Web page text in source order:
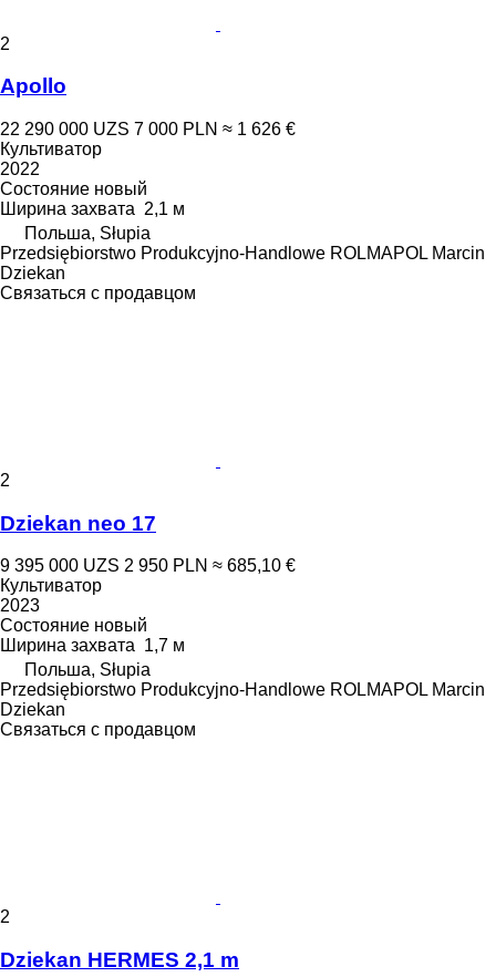
2
Apollo
22 290 000 UZS 7 000 PLN ≈ 1 626 €
Культиватор
2022
Состояние новый
Ширина захвата 2,1 м
Польша, Słupia
Przedsiębiorstwo Produkcyjno-Handlowe ROLMAPOL Marcin
Dziekan
Связаться с продавцом
2
Dziekan neo 17
9 395 000 UZS 2 950 PLN ≈ 685,10 €
Культиватор
2023
Состояние новый
Ширина захвата 1,7 м
Польша, Słupia
Przedsiębiorstwo Produkcyjno-Handlowe ROLMAPOL Marcin
Dziekan
Связаться с продавцом
2
Dziekan HERMES 2,1 m